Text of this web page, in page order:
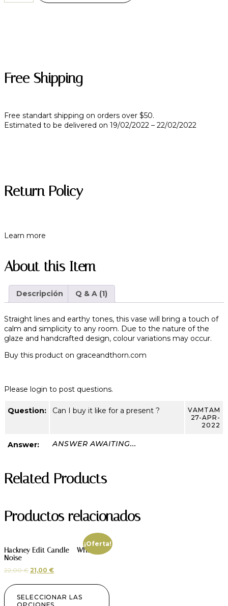
Free Shipping
Free standart shipping on orders over $50.
Estimated to be delivered on 19/02/2022 – 22/02/2022
Return Policy
Learn more
About this Item
Descripción Q & A (1)
Straight lines and earthy tones, this vase will bring a touch of
calm and simplicity to any room. Due to the nature of the
glaze and handcrafted design, colour variations may occur.
Buy this product on graceandthorn.com
Please login to post questions.
Question: Can I buy it like for a present ?
VAMTAM
27-APR-
2022
Answer: ANSWER AWAITING...
Related Products
Productos relacionados
¡Oferta!
Hackney Edit Candle – White
Noise
22,00€ 21,00 €
SELECCIONAR LAS